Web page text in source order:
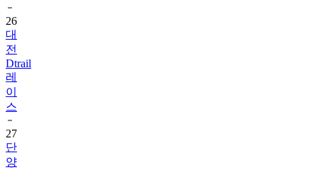
26
대
전
Dtrail
레
이
스
27
단
양